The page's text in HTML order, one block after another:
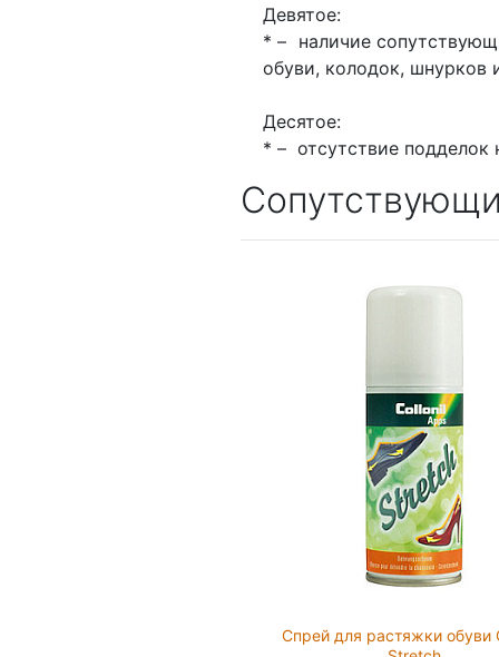
Девятое:
* – наличие
обуви, колодок,
Десятое:
* – отсутствие подделок
Спрей для растяжки обуви